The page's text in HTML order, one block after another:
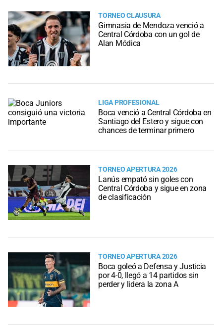
TORNEO CLAUSURA
Gimnasia de Mendoza venció a
Central Córdoba con un gol de
Alan Módica
LIGA PROFESIONAL
Boca venció a Central Córdoba en
Santiago del Estero y sigue con
chances de terminar primero
TORNEO APERTURA 2026
Lanús empató sin goles con
Central Córdoba y sigue en zona
de clasificación
TORNEO APERTURA 2026
Boca goleó a Defensa y Justicia
por 4-0, llegó a 14 partidos sin
perder y lidera la zona A